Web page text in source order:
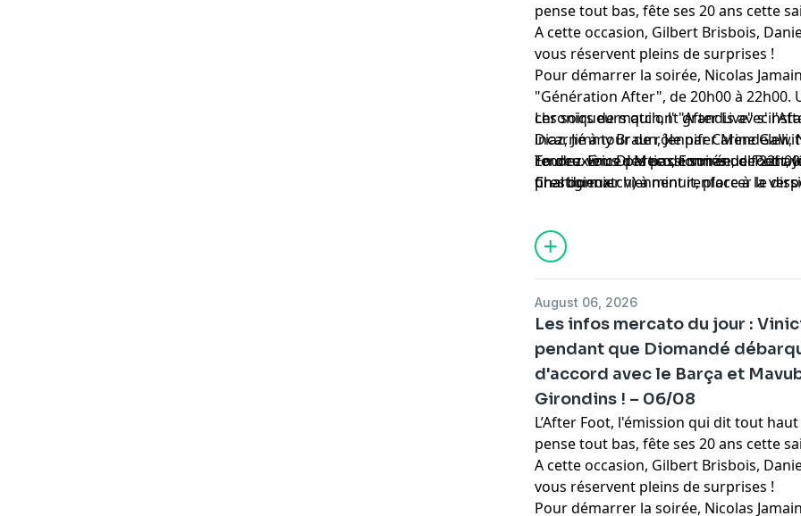
pense tout bas, fête ses 20 ans cette
A cette occasion, Gilbert Brisbois,
vous réservent pleins de surprises !
Pour démarrer la soirée, Nicolas
"Génération After", de 20h00 à 22h00.
chroniqueurs qui ont grandis avec
Diaz, Jimmy Braun, Jennifer
rendez-vous des passionnés de foot
prestigieux.
Les soirs de match, l' "After Live"
incarné à tour de rôle par Carine Galli,
Tourre. Eric Di Meco, Emmanuel Petit,
Charbonnier viennent renforcer le
En deuxième partie de soirée, de
final du match) à minuit, place à la
de l'After autour de Gilbert Brisbois,
et Jean-Louis Tourre du dimanche au
retour dans l'After et prend les
vendredis et samedis.
August 06, 2026
Les infos mercato du jour :
pendant que Diomandé
d'accord avec le Barça et
Girondins ! – 06/08
L’After Foot, l'émission qui dit tout
pense tout bas, fête ses 20 ans cette
A cette occasion, Gilbert Brisbois,
vous réservent pleins de surprises !
Pour démarrer la soirée, Nicolas